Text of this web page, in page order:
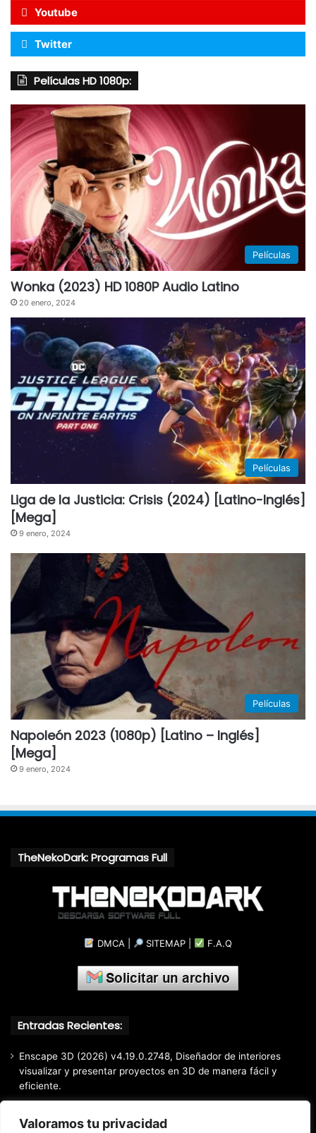
Valoramos tu privacidad
Youtube
Twitter
Películas HD 1080p:
Películas
Wonka (2023) HD 1080P Audio Latino
20 enero, 2024
Películas
Liga de la Justicia: Crisis (2024) [Latino-Inglés]
[Mega]
9 enero, 2024
Películas
Napoleón 2023 (1080p) [Latino – Inglés]
[Mega]
9 enero, 2024
TheNekoDark: Programas Full
DMCA SITEMAP F.A.Q
Entradas Recientes:
Enscape 3D (2026) v4.19.0.2748, Diseñador de interiores
visualizar y presentar proyectos en 3D de manera fácil y
eficiente.
EaseUS Partition Master Professional All Edition (2026)